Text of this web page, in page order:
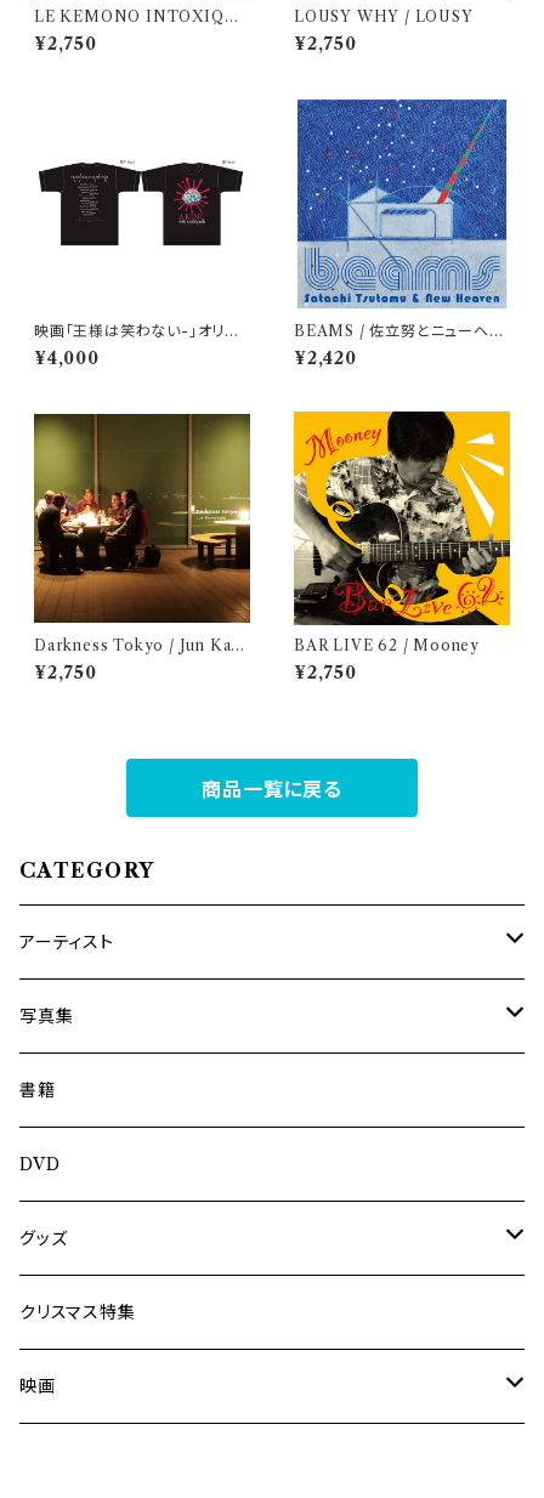
LE KEMONO INTOXIQUE
/ けもの
¥2,750
LOUSY WHY / LOUSY
¥2,750
映画「王様は笑わない-」オリジ
ナルTシャツ【XLサイズ】
¥4,000
BEAMS / 佐立努とニューヘヴ
ン
¥2,420
Darkness Tokyo / Jun Kaw
abata
¥2,750
BAR LIVE 62 / Mooney
¥2,750
商品一覧に戻る
CATEGORY
アーティスト
内海利勝
南博
ASA-CHANG
Jun Kawabata
Mooney
ミャンマー伝統音楽
写真集
Jun Kawabata
旅の記憶
書籍
DVD
グッズ
Tシャツ
クリスマス特集
映画